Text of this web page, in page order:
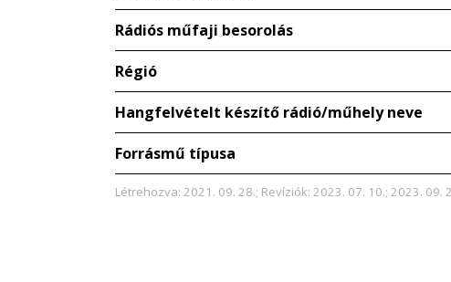
Rádiós műfaji besorolás
Régió
Hangfelvételt készítő rádió/műhely neve
Forrásmű típusa
Létrehozva: 2021. 09. 28.; Revíziók: 2023. 07. 10.; 2023. 09.